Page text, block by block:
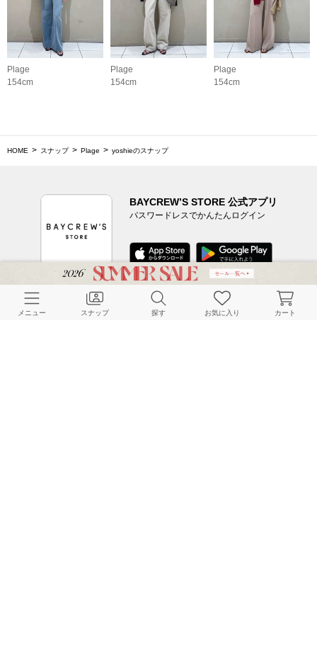
Plage
154cm
Plage
154cm
Plage
154cm
HOME スナップ Plage yoshieのスナップ
BAYCREW’S STORE 公式アプリ
パスワードレスでかんたんログイン
CUSTOMER SERVICE
メニュー スナップ 探す お気に入り カート